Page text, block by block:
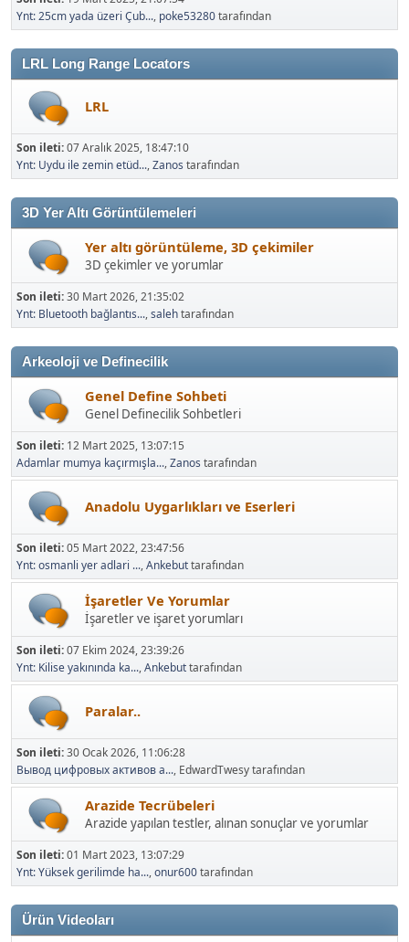
Ynt: 25cm yada üzeri Çub..., poke53280tarafından
LRL Long Range Locators
LRL
Son ileti:07 Aralık 2025, 18:47:10
Ynt: Uydu ile zemin etüd...,Zanos tarafından
3D Yer Altı Görüntülemeleri
Yer altı görüntüleme, 3D çekimiler
3D çekimler ve yorumlar
Son ileti:30 Mart 2026, 21:35:02
Ynt: Bluetooth bağlantıs...,salehtarafından
Arkeoloji ve Definecilik
Genel Define Sohbeti
Genel Definecilik Sohbetleri
Son ileti: 12 Mart 2025, 13:07:15
Adamlar mumya kaçırmışla...,Zanos tarafından
Anadolu Uygarlıkları ve Eserleri
Son ileti:05 Mart 2022, 23:47:56
Ynt: osmanli yer adlari ...,Ankebuttarafından
İşaretler Ve Yorumlar
İşaretler ve işaret yorumları
Son ileti:07 Ekim 2024, 23:39:26
Ynt: Kilise yakınında ka...,Ankebuttarafından
Paralar..
Son ileti:30 Ocak 2026, 11:06:28
Вывод цифровых активов а..., EdwardTwesy tarafından
Arazide Tecrübeleri
Arazide yapılan testler, alınan sonuçlar ve yorumlar
Son ileti:01 Mart 2023, 13:07:29
Ynt: Yüksek gerilimde ha...,onur600tarafından
Ürün Videoları